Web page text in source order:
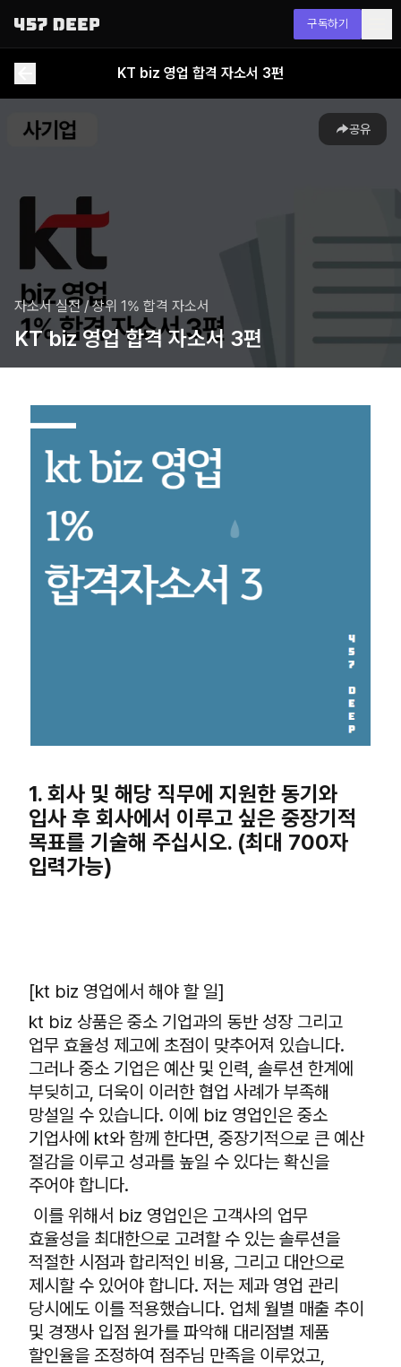
구독하기
KT biz 영업 합격 자소서 3편
공유
자소서 실전/상위 1% 합격 자소서
KT biz 영업 합격 자소서 3편
1. 회사 및 해당 직무에 지원한 동기와
입사 후 회사에서 이루고 싶은 중장기적
목표를 기술해 주십시오. (최대 700자
입력가능)
[kt biz 영업에서 해야 할 일]
kt biz 상품은 중소 기업과의 동반 성장 그리고
업무 효율성 제고에 초점이 맞추어져 있습니다.
그러나 중소 기업은 예산 및 인력, 솔루션 한계에
부딪히고, 더욱이 이러한 협업 사례가 부족해
망설일 수 있습니다. 이에 biz 영업인은 중소
기업사에 kt와 함께 한다면, 중장기적으로 큰 예산
절감을 이루고 성과를 높일 수 있다는 확신을
주어야 합니다.
이를 위해서 biz 영업인은 고객사의 업무
효율성을 최대한으로 고려할 수 있는 솔루션을
적절한 시점과 합리적인 비용, 그리고 대안으로
제시할 수 있어야 합니다. 저는 제과 영업 관리
당시에도 이를 적용했습니다. 업체 월별 매출 추이
및 경쟁사 입점 원가를 파악해 대리점별 제품
할인율을 조정하여 점주님 만족을 이루었고,